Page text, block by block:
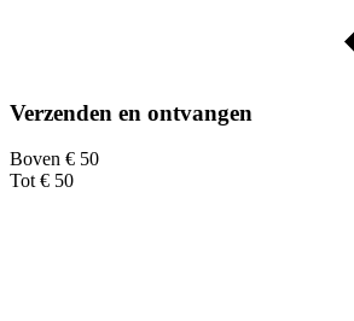
Verzenden en ontvangen
Boven € 50
Tot € 50